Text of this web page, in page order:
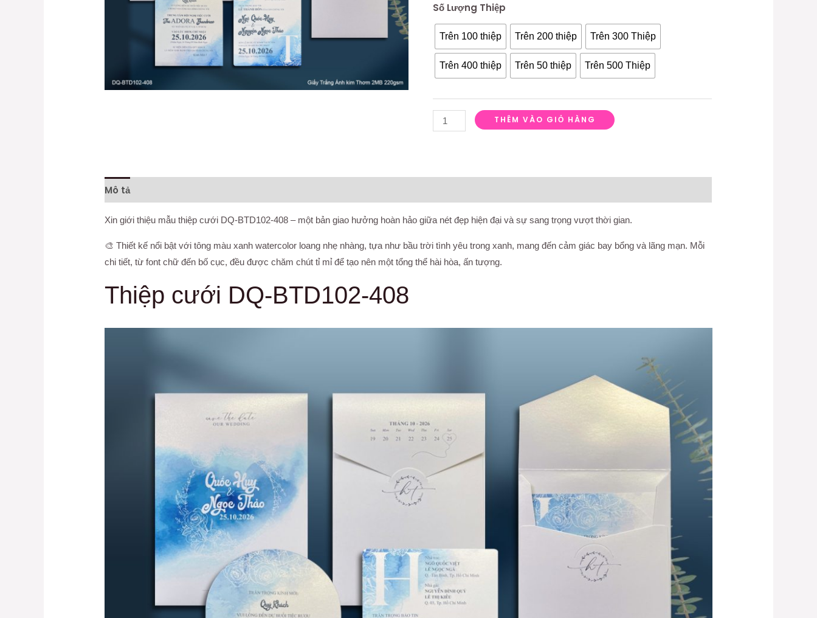
Số Lượng Thiệp
Trên 100 thiệp Trên 200 thiệp Trên 300 Thiệp
Trên 400 thiệp Trên 50 thiệp Trên 500 Thiệp
THÊM VÀO GIỎ HÀNG
Mô tả
Xin giới thiệu mẫu thiệp cưới DQ-BTD102-408 – một bản giao hưởng hoàn hảo giữa nét đẹp hiện đại và sự sang trọng vượt thời gian.
🎨 Thiết kế nổi bật với tông màu xanh watercolor loang nhẹ nhàng, tựa như bầu trời tình yêu trong xanh, mang đến cảm giác bay bổng và lãng mạn. Mỗi
chi tiết, từ font chữ đến bố cục, đều được chăm chút tỉ mỉ để tạo nên một tổng thể hài hòa, ấn tượng.
Thiệp cưới DQ-BTD102-408